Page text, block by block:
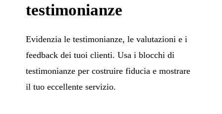
testimonianze
Evidenzia le testimonianze, le valutazioni e i
feedback dei tuoi clienti. Usa i blocchi di
testimonianze per costruire fiducia e mostrare
il tuo eccellente servizio.